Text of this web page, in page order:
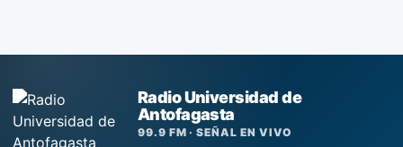
Radio Universidad de
Antofagasta
99.9 FM · SEÑAL EN VIVO